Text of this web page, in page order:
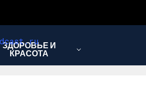
ЗДОРОВЬЕ И
КРАСОТА